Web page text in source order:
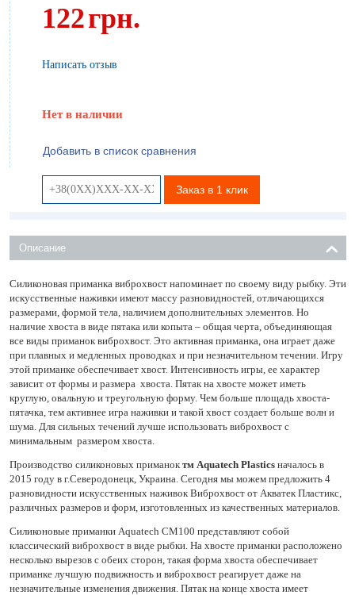
122грн.
Написать отзыв
Нет в наличии
Добавить в список сравнения
Заказ в 1 клик
Описание
Силиконовая приманка виброхвост напоминает по своему виду рыбку. Эти
искусственные наживки имеют массу разновидностей, отличающихся
размерами, формой тела, наличием дополнительных элементов. Но
наличие хвоста в виде пятака или копыта – общая черта, объединяющая
все виды приманок виброхвост. Это активная приманка, она играет даже
при плавных и медленных проводках и при незначительном течении. Игру
этой приманке обеспечивает хвост. Интенсивность игры, ее характер
зависит от формы и размера хвоста. Пятак на хвосте может иметь
круглую, овальную и треугольную форму. Чем больше площадь хвоста-
пятачка, тем активнее игра наживки и такой хвост создает больше волн и
шума. Для сильных течений лучше использовать виброхвост с
минимальным размером хвоста.
Производство силиконовых приманок тм Aquatech Plasticsначалось в
2015 году в г.Северодонецк, Украина. Сегодня мы можем предложить 4
разновидности искусственных наживок Виброхвост от Акватек Пластикс,
различных размеров и форм, изготовленных из качественных материалов.
Силиконовые приманки Aquatech СМ100 представляют собой
классический виброхвост в виде рыбки. На хвосте приманки расположено
несколько вырезов с обеих сторон, такая форма хвоста обеспечивает
приманке лучшую подвижность и виброхвост реагирует даже на
незначительные изменения движения. Пятак на конце хвоста имеет